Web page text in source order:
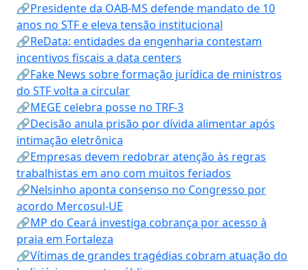
🔗Presidente da OAB-MS defende mandato de 10
anos no STF e eleva tensão institucional
🔗ReData: entidades da engenharia contestam
incentivos fiscais a data centers
🔗Fake News sobre formação jurídica de ministros
do STF volta a circular
🔗MEGE celebra posse no TRF-3
🔗Decisão anula prisão por dívida alimentar após
intimação eletrônica
🔗Empresas devem redobrar atenção às regras
trabalhistas em ano com muitos feriados
🔗Nelsinho aponta consenso no Congresso por
acordo Mercosul-UE
🔗MP do Ceará investiga cobrança por acesso à
praia em Fortaleza
🔗Vítimas de grandes tragédias cobram atuação do